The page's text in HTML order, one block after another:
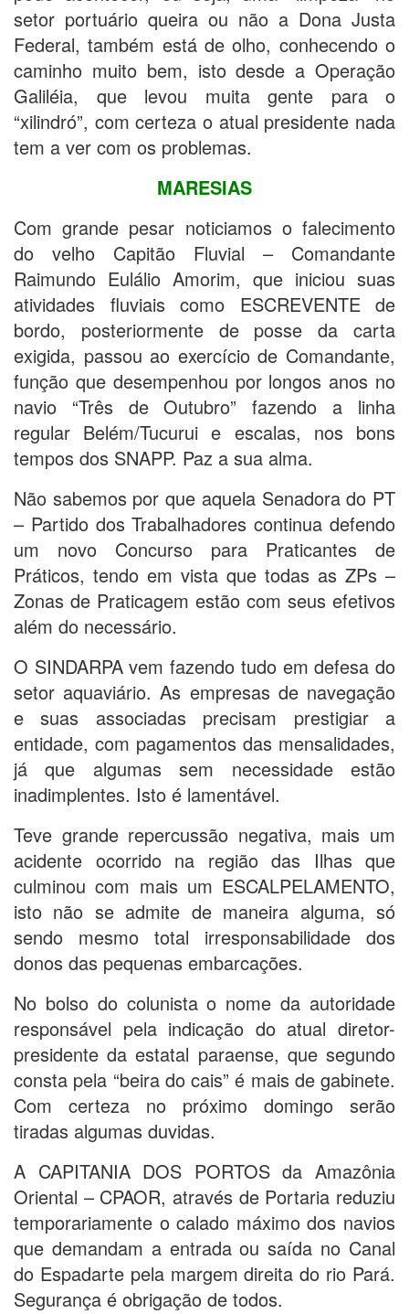
setor portuário queira ou não a Dona Justa
Federal, também está de olho, conhecendo o
caminho muito bem, isto desde a Operação
Galiléia, que levou muita gente para o
“xilindró”, com certeza o atual presidente nada
tem a ver com os problemas.
MARESIAS
Com grande pesar noticiamos o falecimento
do velho Capitão Fluvial – Comandante
Raimundo Eulálio Amorim, que iniciou suas
atividades fluviais como ESCREVENTE de
bordo, posteriormente de posse da carta
exigida, passou ao exercício de Comandante,
função que desempenhou por longos anos no
navio “Três de Outubro” fazendo a linha
regular Belém/Tucurui e escalas, nos bons
tempos dos SNAPP. Paz a sua alma.
Não sabemos por que aquela Senadora do PT
– Partido dos Trabalhadores continua defendo
um novo Concurso para Praticantes de
Práticos, tendo em vista que todas as ZPs –
Zonas de Praticagem estão com seus efetivos
além do necessário.
O SINDARPA vem fazendo tudo em defesa do
setor aquaviário. As empresas de navegação
e suas associadas precisam prestigiar a
entidade, com pagamentos das mensalidades,
já que algumas sem necessidade estão
inadimplentes. Isto é lamentável.
Teve grande repercussão negativa, mais um
acidente ocorrido na região das Ilhas que
culminou com mais um ESCALPELAMENTO,
isto não se admite de maneira alguma, só
sendo mesmo total irresponsabilidade dos
donos das pequenas embarcações.
No bolso do colunista o nome da autoridade
responsável pela indicação do atual diretor-
presidente da estatal paraense, que segundo
consta pela “beira do cais” é mais de gabinete.
Com certeza no próximo domingo serão
tiradas algumas duvidas.
A CAPITANIA DOS PORTOS da Amazônia
Oriental – CPAOR, através de Portaria reduziu
temporariamente o calado máximo dos navios
que demandam a entrada ou saída no Canal
do Espadarte pela margem direita do rio Pará.
Segurança é obrigação de todos.